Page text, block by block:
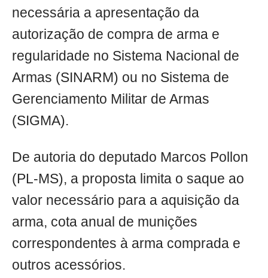
necessária a apresentação da
autorização de compra de arma e
regularidade no Sistema Nacional de
Armas (SINARM) ou no Sistema de
Gerenciamento Militar de Armas
(SIGMA).
De autoria do deputado Marcos Pollon
(PL-MS), a proposta limita o saque ao
valor necessário para a aquisição da
arma, cota anual de munições
correspondentes à arma comprada e
outros acessórios.